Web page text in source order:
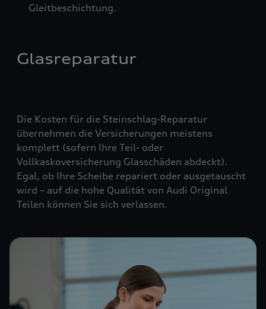
Gleitbeschichtung.
Glasreparatur
Die Kosten für die Steinschlag-Reparatur
übernehmen die Versicherungen meistens
komplett (sofern Ihre Teil- oder
Vollkaskoversicherung Glasschäden abdeckt).
Egal, ob Ihre Scheibe repariert oder ausgetauscht
wird – auf die hohe Qualität von Audi Original
Teilen können Sie sich verlassen.